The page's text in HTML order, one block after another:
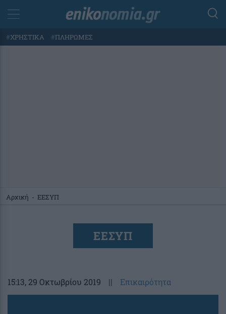
#ΧΡΗΣΤΙΚΑ #ΠΛΗΡΩΜΕΣ
Αρχική - ΕΕΣΥΠ
ΕΕΣΥΠ
15:13, 29 Οκτωβρίου 2019 || Επικαιρότητα